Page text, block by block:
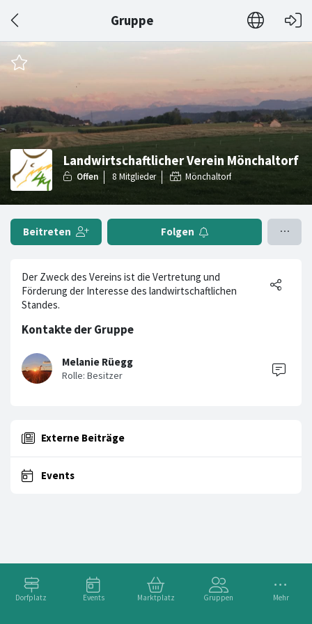
Gruppe
Dorfplatz Events Marktplatz Gruppen Mehr
Landwirtschaftlicher Verein Mönchaltorf
Mönchaltorf
Beitreten Folgen
Der Zweck des Vereins ist die Vertretung und
Förderung der Interesse des landwirtschaftlichen
Standes.
Kontakte der Gruppe
Melanie Rüegg
Externe Beiträge
Events